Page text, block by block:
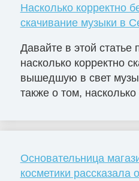
Насколько корректно
скачивание музыки в
Давайте в этой статье
насколько корректно
вышедшую в свет
также о том,
Основательница
косметики рассказала